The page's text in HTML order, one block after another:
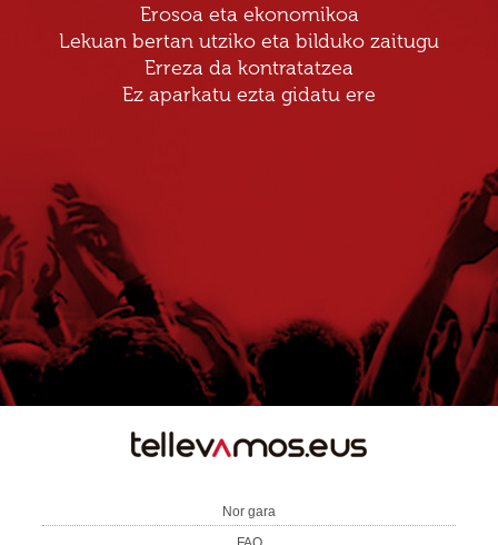
Erosoa eta ekonomikoa
Lekuan bertan utziko eta bilduko zaitugu
Erreza da kontratatzea
Ez aparkatu ezta gidatu ere
Nor gara